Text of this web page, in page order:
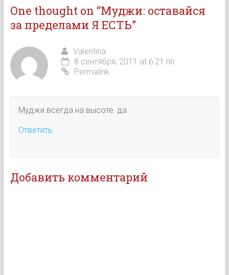
One thought on “Муджи: оставайся
за пределами Я ЕСТЬ”
Valentina
8 сентября, 2011 at 6:21 пп
Permalink
Муджи всегда на высоте. да
Ответить
Добавить комментарий